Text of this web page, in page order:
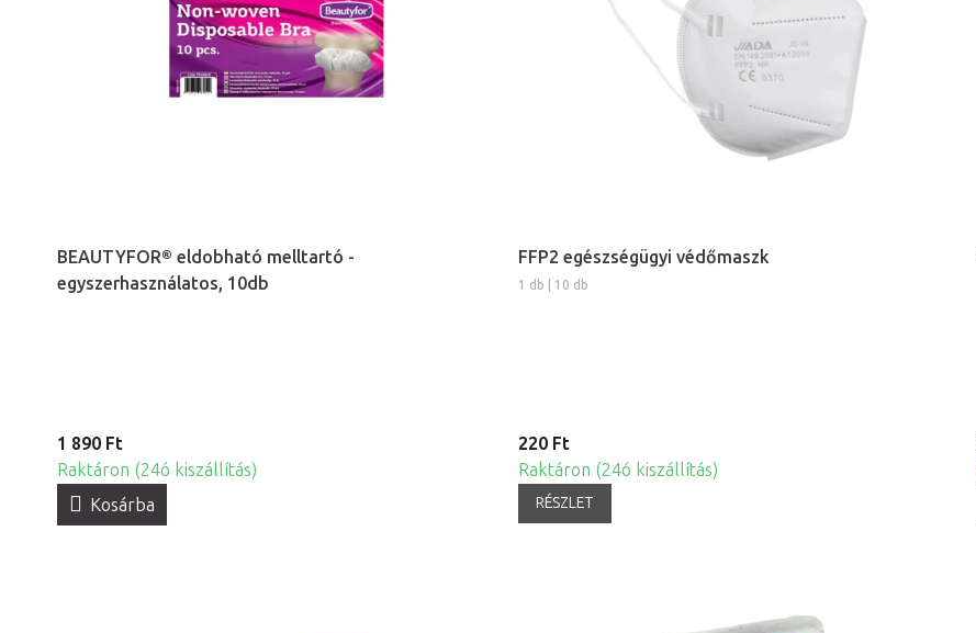
BEAUTYFOR® eldobható melltartó -
egyszerhasználatos, 10db
1 890 Ft
Raktáron (24ó kiszállítás)
Kosárba
FFP2 egészségügyi védőmaszk
1 db | 10 db
220 Ft
Raktáron (24ó kiszállítás)
RÉSZLET